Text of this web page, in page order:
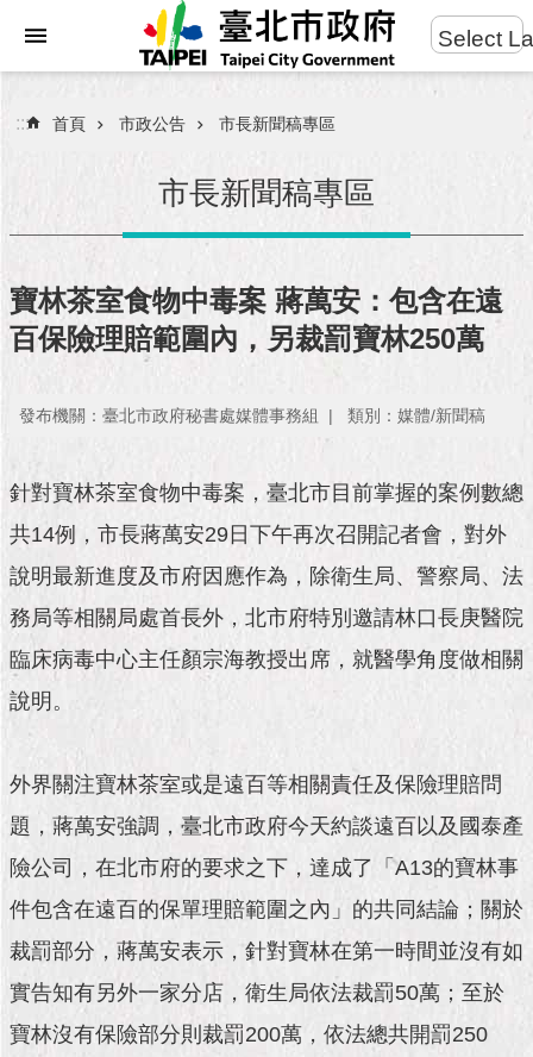
進
搜
民
服
務
府
隊
市
政
公
告
施
政
及
成
果
政
料
館
發
Select
::: 首頁 市政公告 市長新聞稿專區
市長新聞稿專區
寶林茶室食物中毒案 蔣萬安：包含在遠
百保險理賠範圍內，另裁罰寶林250萬
發布機關：臺北市政府秘書處媒體事務組 類別：媒體/新聞稿
針對寶林茶室食物中毒案，臺北市目前掌握的案例數總
共14例，市長蔣萬安29日下午再次召開記者會，對外
說明最新進度及市府因應作為，除衛生局、警察局、法
務局等相關局處首長外，北市府特別邀請林口長庚醫院
臨床病毒中心主任顏宗海教授出席，就醫學角度做相關
說明。
外界關注寶林茶室或是遠百等相關責任及保險理賠問
題，蔣萬安強調，臺北市政府今天約談遠百以及國泰產
險公司，在北市府的要求之下，達成了「A13的寶林事
件包含在遠百的保單理賠範圍之內」的共同結論；關於
裁罰部分，蔣萬安表示，針對寶林在第一時間並沒有如
實告知有另外一家分店，衛生局依法裁罰50萬；至於
寶林沒有保險部分則裁罰200萬，依法總共開罰250